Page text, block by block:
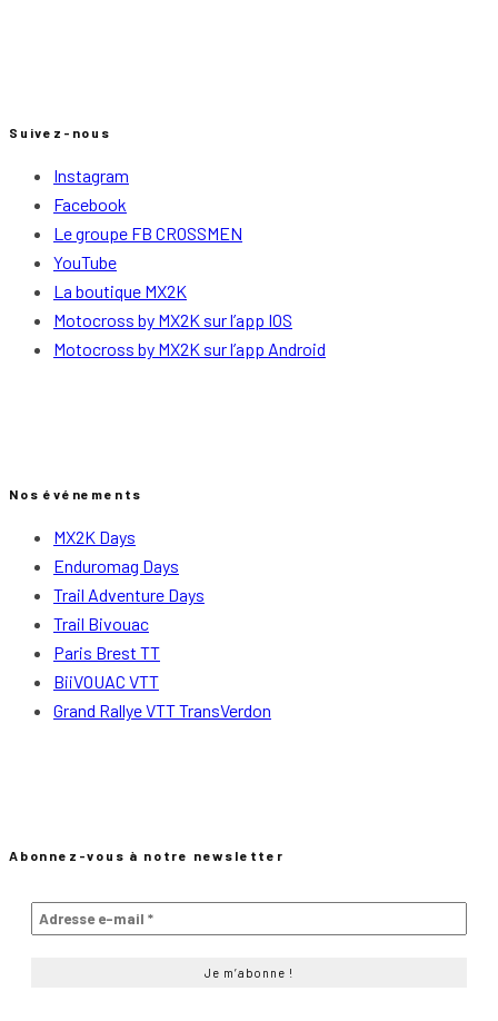
Suivez-nous
Instagram
Facebook
Le groupe FB CROSSMEN
YouTube
La boutique MX2K
Motocross by MX2K sur l’app IOS
Motocross by MX2K sur l’app Android
Nos événements
MX2K Days
Enduromag Days
Trail Adventure Days
Trail Bivouac
Paris Brest TT
BiiVOUAC VTT
Grand Rallye VTT TransVerdon
Abonnez-vous à notre newsletter